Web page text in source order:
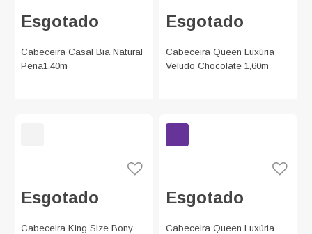
Esgotado
Cabeceira Casal Bia Natural
Pena1,40m
Esgotado
Cabeceira Queen Luxúria
Veludo Chocolate 1,60m
Esgotado
Cabeceira King Size Bony
Esgotado
Cabeceira Queen Luxúria